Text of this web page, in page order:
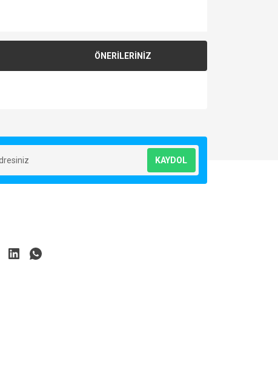
ÖNERİLERİNİZ
KAYDOL